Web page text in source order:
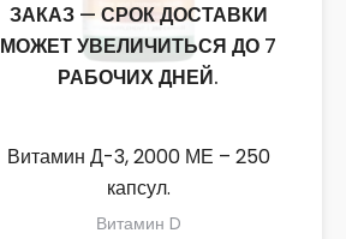
ЗАКАЗ — СРОК ДОСТАВКИ
МОЖЕТ УВЕЛИЧИТЬСЯ ДО 7
РАБОЧИХ ДНЕЙ.
Витамин Д-3, 2000 МЕ – 250
капсул.
Витамин D